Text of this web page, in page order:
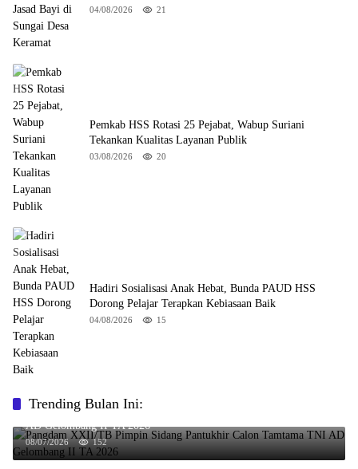
04/08/2026 21
Pemkab HSS Rotasi 25 Pejabat, Wabup Suriani
Tekankan Kualitas Layanan Publik
03/08/2026 20
Hadiri Sosialisasi Anak Hebat, Bunda PAUD HSS
Dorong Pelajar Terapkan Kebiasaan Baik
04/08/2026 15
Trending Bulan Ini:
Pangdam XXII/TB Pimpin Sidang Pantukhir Calon Tamtama TNI
AD Gelombang II TA 2026
08/07/2026 152